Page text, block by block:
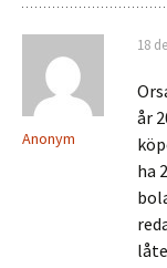
Anonym
18
år
ha